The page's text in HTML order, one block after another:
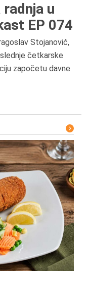
u
EP 074
Stojanović,
četkarske
započetu davne